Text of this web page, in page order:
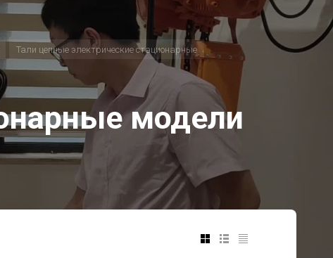
Тали цепные электрические стационарные
модели